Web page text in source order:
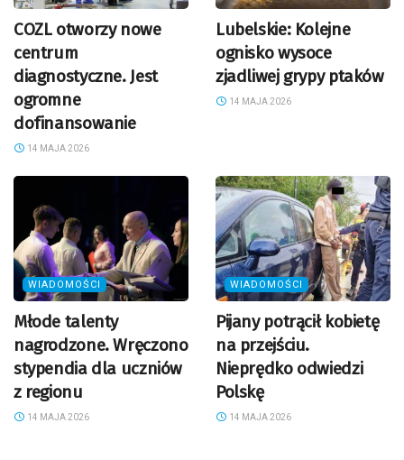
COZL otworzy nowe
centrum
diagnostyczne. Jest
ogromne
dofinansowanie
14 MAJA 2026
Lubelskie: Kolejne
ognisko wysoce
zjadliwej grypy ptaków
14 MAJA 2026
WIADOMOŚCI
Młode talenty
nagrodzone. Wręczono
stypendia dla uczniów
z regionu
14 MAJA 2026
WIADOMOŚCI
Pijany potrącił kobietę
na przejściu.
Nieprędko odwiedzi
Polskę
14 MAJA 2026